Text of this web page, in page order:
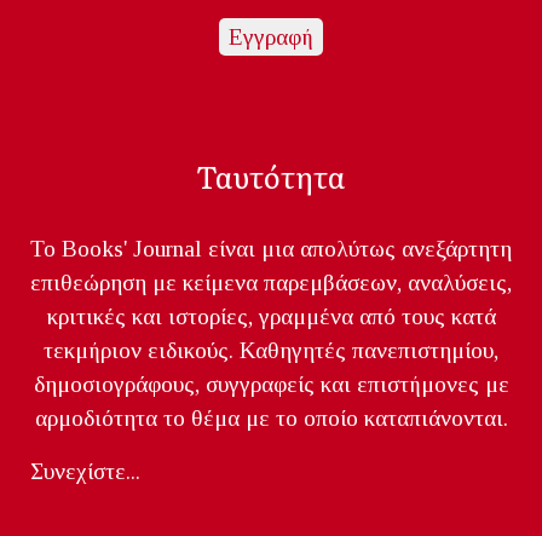
Ταυτότητα
Το Books' Journal είναι μια απολύτως ανεξάρτητη
επιθεώρηση με κείμενα παρεμβάσεων, αναλύσεις,
κριτικές και ιστορίες, γραμμένα από τους κατά
τεκμήριον ειδικούς. Καθηγητές πανεπιστημίου,
δημοσιογράφους, συγγραφείς και επιστήμονες με
αρμοδιότητα το θέμα με το οποίο καταπιάνονται.
Συνεχίστε...